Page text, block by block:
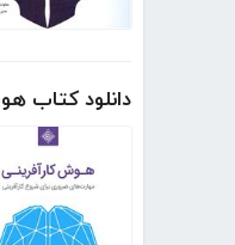
دانلود کتاب